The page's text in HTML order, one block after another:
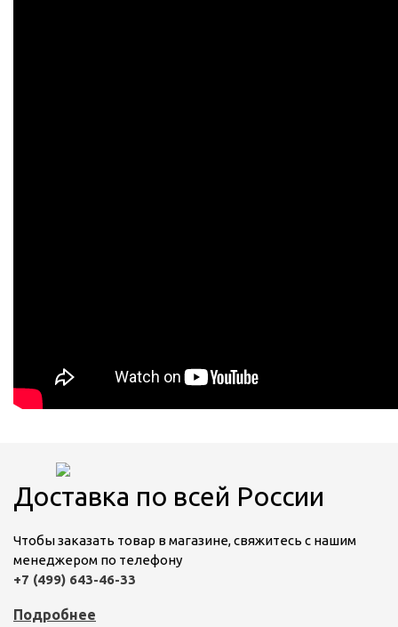
Доставка по всей России
Чтобы заказать товар в магазине, свяжитесь с нашим
менеджером по телефону
+7 (499) 643-46-33
Подробнее